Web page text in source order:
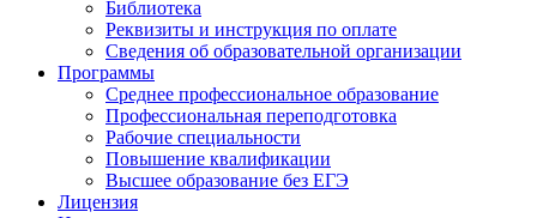
Библиотека
Реквизиты и инструкция по оплате
Сведения об образовательной организации
Программы
Среднее профессиональное образование
Профессиональная переподготовка
Рабочие специальности
Повышение квалификации
Высшее образование без ЕГЭ
Лицензия